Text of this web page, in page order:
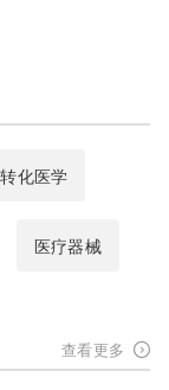
转化医学
医疗器械
查看更多